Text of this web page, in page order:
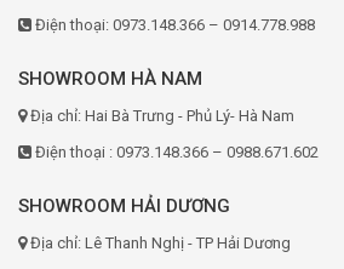
Điện thoại: 0973.148.366 – 0914.778.988
SHOWROOM HÀ NAM
Địa chỉ: Hai Bà Trưng - Phủ Lý- Hà Nam
Điện thoại : 0973.148.366 – 0988.671.602
SHOWROOM HẢI DƯƠNG
Địa chỉ: Lê Thanh Nghị - TP Hải Dương